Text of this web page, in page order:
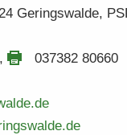
Ge­rings­wal­de,
, 037382 80660